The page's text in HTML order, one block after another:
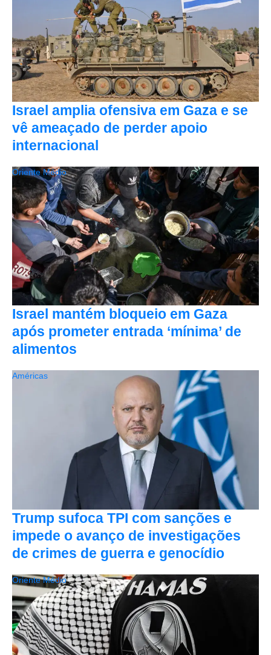
Israel amplia ofensiva em Gaza e se
vê ameaçado de perder apoio
internacional
Israel mantém bloqueio em Gaza
após prometer entrada ‘mínima’ de
alimentos
Oriente Médio
Trump sufoca TPI com sanções e
impede o avanço de investigações
de crimes de guerra e genocídio
Américas
Oriente Médio